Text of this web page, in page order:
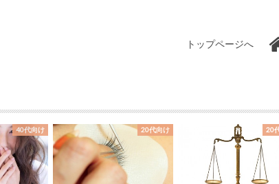
トップページへ
40代向け 20代向け 20